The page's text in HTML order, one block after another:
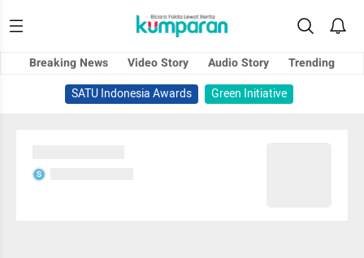
Breaking News Video Story Audio Story
Trending
SATU Indonesia Awards
Green Initiative
S